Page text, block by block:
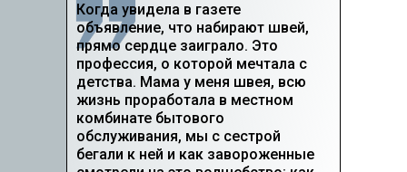
Когда увидела в газете
объявление, что набирают швей,
прямо сердце заиграло. Это
профессия, о которой мечтала с
детства. Мама у меня швея, всю
жизнь проработала в местном
комбинате бытового
обслуживания, мы с сестрой
бегали к ней и как завороженные